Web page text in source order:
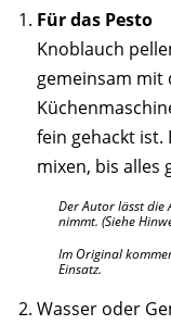
Für das Pesto
Knoblauch
gemeinsam mit
fein gehackt ist.
mixen, bis alles
Der Autor lässt die
nimmt. (Siehe
Im Original
Einsatz.
Wasser oder